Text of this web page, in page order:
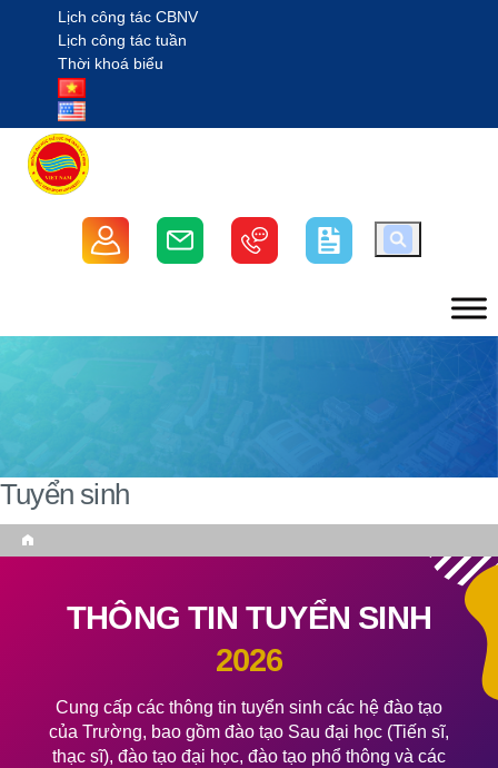
Lịch công tác CBNV
Lịch công tác tuần
Thời khoá biểu
Tuyển sinh
THÔNG TIN TUYỂN SINH
2026
Cung cấp các thông tin tuyển sinh các hệ đào tạo
của Trường, bao gồm đào tạo Sau đại học (Tiến sĩ,
thạc sĩ), đào tạo đại học, đào tạo phổ thông và các